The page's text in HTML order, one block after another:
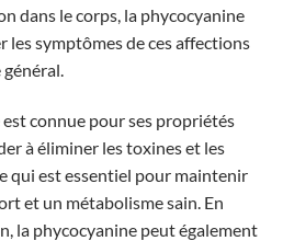
dans le corps, la phycocyanine
symptômes de ces affections
connue pour ses propriétés
à éliminer les toxines et les
qui est essentiel pour maintenir
et un métabolisme sain. En
la phycocyanine peut également